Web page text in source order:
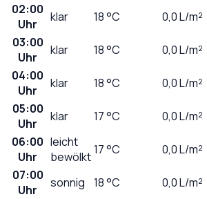
02:00
Uhr
klar 18°C 0,0L/m²
03:00
Uhr
klar 18°C 0,0L/m²
04:00
Uhr
klar 18°C 0,0L/m²
05:00
Uhr
klar 17°C 0,0L/m²
06:00
Uhr
leicht
bewölkt17°C 0,0L/m²
07:00
Uhr
sonnig 18°C 0,0L/m²